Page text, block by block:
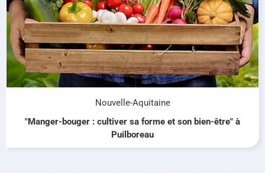
Nouvelle-Aquitaine
"Manger-bouger : cultiver sa forme et son bien-être" à
Puilboreau